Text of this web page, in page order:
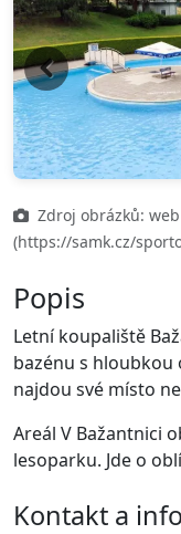
Previous
Zdroj obrázků:
(https://samk.cz/
Popis
Letní koupaliště
bazénu s hloubkou
najdou své místo
Areál V Bažantnici
lesoparku. Jde o
Kontakt a